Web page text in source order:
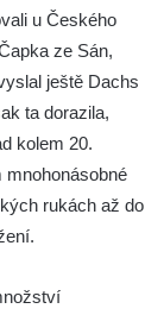
u Českého
ze Sán,
ještě Dachs
ta dorazila,
kolem 20.
mnohonásobné
rukách až do